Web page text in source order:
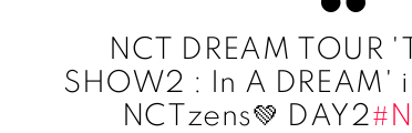
NCT DREAM TOUR
SHOW2 : In A DREAM'
NCTzens💚 DAY2